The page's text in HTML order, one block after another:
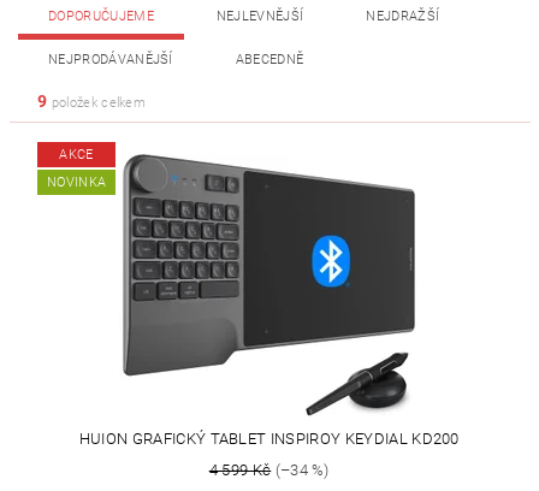
DOPORUČUJEME NEJLEVNĚJŠÍ NEJDRAŽŠÍ
NEJPRODÁVANĚJŠÍ ABECEDNĚ
9 položek celkem
AKCE
NOVINKA
HUION GRAFICKÝ TABLET INSPIROY KEYDIAL KD200
4 599 Kč(–34 %)